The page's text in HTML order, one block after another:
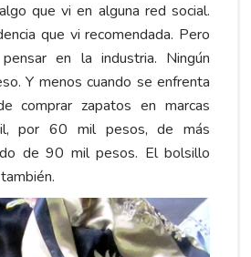
que vi en alguna red social.
que vi recomendada. Pero
en la industria. Ningún
Y menos cuando se enfrenta
comprar zapatos en marcas
por 60 mil pesos, de más
de 90 mil pesos. El bolsillo